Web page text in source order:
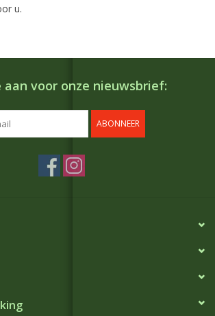
u.
aan voor onze nieuwsbrief:
ABONNEER